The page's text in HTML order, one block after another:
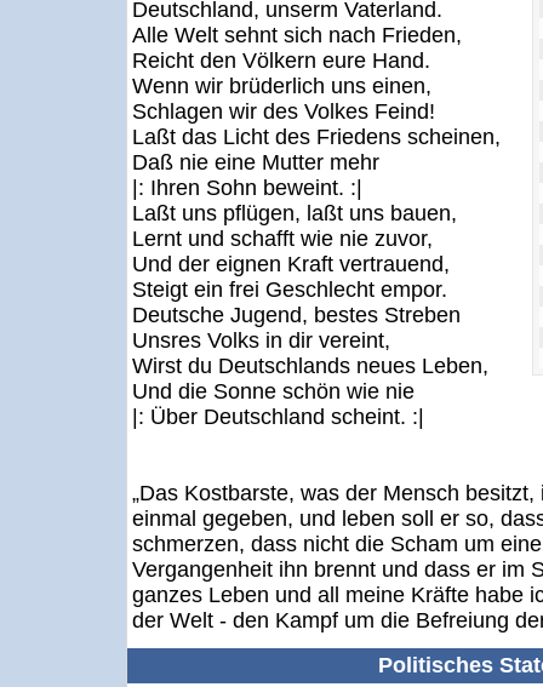
Deutschland, unserm Vaterland.
Alle Welt sehnt sich nach Frieden,
Reicht den Völkern eure Hand.
Wenn wir brüderlich uns einen,
Schlagen wir des Volkes Feind!
Laßt das Licht des Friedens scheinen,
Daß nie eine Mutter mehr
|: Ihren Sohn beweint. :|
Laßt uns pflügen, laßt uns bauen,
Lernt und schafft wie nie zuvor,
Und der eignen Kraft vertrauend,
Steigt ein frei Geschlecht empor.
Deutsche Jugend, bestes Streben
Unsres Volks in dir vereint,
Wirst du Deutschlands neues Leben,
Und die Sonne schön wie nie
|: Über Deutschland scheint. :|
„Das Kostbarste, was der Mensch
einmal gegeben, und leben soll er so,
schmerzen, dass nicht die Scham um
Vergangenheit ihn brennt und dass er im
ganzes Leben und all meine Kräfte habe
der Welt - den Kampf um die Befreiung
Politisches